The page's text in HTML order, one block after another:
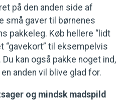
på den anden side af
små gaver til børnenes
pakkeleg. Køb hellere “lidt
“gavekort” til eksempelvis
kan også pakke noget ind,
anden vil blive glad for.
og mindsk madspild